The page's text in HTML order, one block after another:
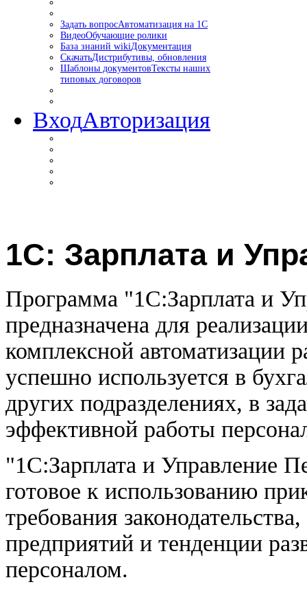
Задать вопросАвтоматизация на 1С
ВидеоОбучающие ролики
База знаний wikiДокументация
СкачатьДистрибутивы, обновления
Шаблоны документовТексты наших
типовых договоров
ВходАвторизация
1С: Зарплата и
Программа "1С:Зарплата и
предназначена для
комплексной автоматизации
успешно используется в
других подразделениях, в
эффективной работы
"1С:Зарплата и Управление
готовое к использованию
требования
предприятий и тенденции
персоналом.